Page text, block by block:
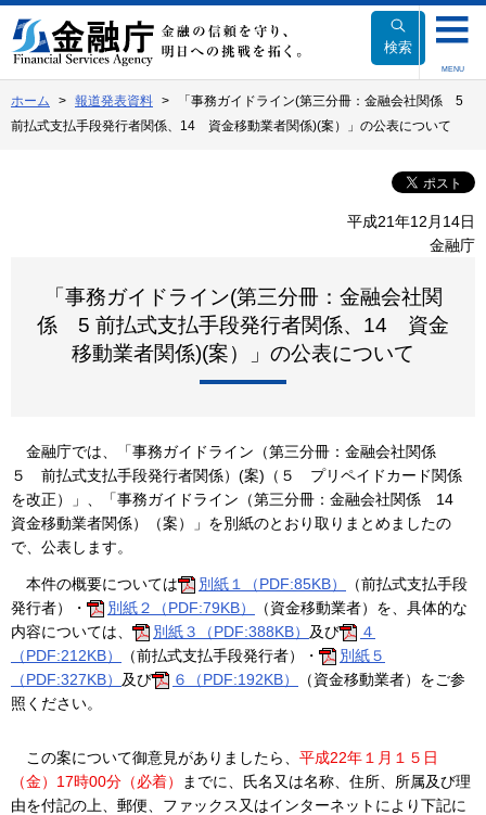
文
へ
動
検索
MENU
ホーム 報道発表資料
「事務ガイドライン(第三分冊：金融会社関係 5
前払式支払手段発行者関係、14 資金移動業者関係)(案）」の公表について
平成21年12月14日
金融庁
「事務ガイドライン(第三分冊：金融会社関
係 5 前払式支払手段発行者関係、14 資金
移動業者関係)(案）」の公表について
金融庁では、「事務ガイドライン（第三分冊：金融会社関係
５ 前払式支払手段発行者関係）(案)（５ プリペイドカード関係
を改正）」、「事務ガイドライン（第三分冊：金融会社関係 14
資金移動業者関係）（案）」を別紙のとおり取りまとめましたの
で、公表します。
本件の概要については 別紙１（PDF:85KB）
（前払式支払手段
発行者）・
別紙２（PDF:79KB）
（資金移動業者）を、具体的な
内容については、
別紙３（PDF:388KB） 及び
４
（PDF:212KB）
（前払式支払手段発行者）・
別紙５
（PDF:327KB） 及び ６（PDF:192KB）
（資金移動業者）をご参
照ください。
この案について御意見がありましたら、 平成22年１月１５日
（金）17時00分（必着）
までに、氏名又は名称、住所、所属及び理
由を付記の上、郵便、ファックス又はインターネットにより下記に